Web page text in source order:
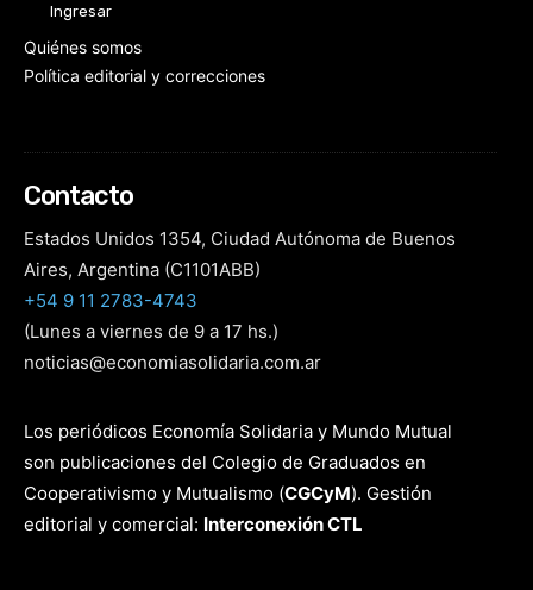
Ingresar
Quiénes somos
Política editorial y correcciones
Contacto
Estados Unidos 1354, Ciudad Autónoma de Buenos
Aires, Argentina (C1101ABB)
+54 9 11 2783-4743
(Lunes a viernes de 9 a 17 hs.)
noticias@economiasolidaria.com.ar
Los periódicos Economía Solidaria y Mundo Mutual
son publicaciones del Colegio de Graduados en
Cooperativismo y Mutualismo (CGCyM). Gestión
editorial y comercial: Interconexión CTL